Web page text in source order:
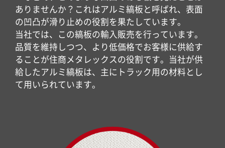
ありませんか？これはアルミ縞板と呼ばれ、表面
の凹凸が滑り止めの役割を果たしています。
当社では、この縞板の輸入販売を行っています。
品質を維持しつつ、より低価格でお客様に供給す
ることが住商メタレックスの役割です。当社が供
給したアルミ縞板は、主にトラック用の材料とし
て用いられています。